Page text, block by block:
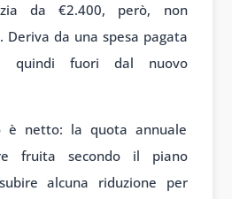
da €2.400, però, non
Deriva da una spesa pagata
quindi fuori dal nuovo
è netto: la quota annuale
fruita secondo il piano
alcuna riduzione per